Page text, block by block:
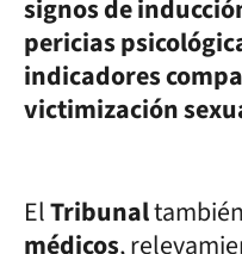
signos de
pericias
indicadores
victimización
ElTribunal
médicos,